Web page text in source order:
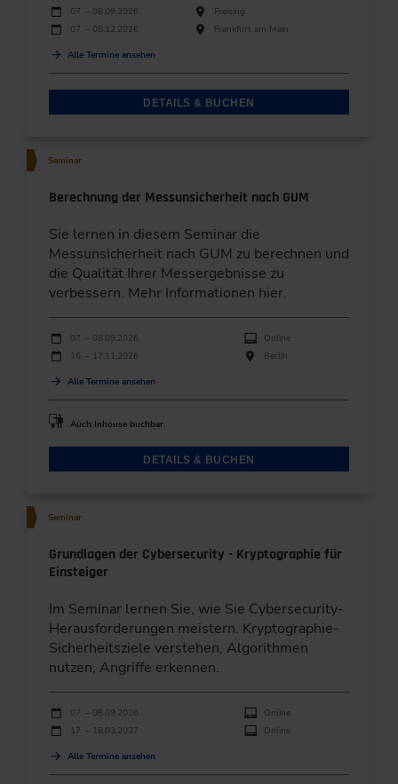
Durchführungen
Veranstaltungsdatum Veranstaltungsort
07. – 08.09.2026
Freising
07. – 08.12.2026
Frankfurt am Main
Alle Termine ansehen
DETAILS & BUCHEN
Seminar
Berechnung der Messunsicherheit nach GUM
Sie lernen in diesem Seminar die
Messunsicherheit nach GUM zu berechnen und
die Qualität Ihrer Messergebnisse zu
verbessern. Mehr Informationen hier.
Durchführungen
Veranstaltungsdatum
07. – 08.09.2026
Online
16. – 17.11.2026
Berlin
Alle Termine ansehen
Auch Inhouse buchbar
DETAILS & BUCHEN
Seminar
Grundlagen der Cybersecurity - Kryptographie für
Einsteiger
Im Seminar lernen Sie, wie Sie Cybersecurity-
Herausforderungen meistern. Kryptographie-
Sicherheitsziele verstehen, Algorithmen
nutzen, Angriffe erkennen.
Durchführungen
Veranstaltungsdatum
07. – 08.09.2026
Online
17. – 18.03.2027
Online
Alle Termine ansehen